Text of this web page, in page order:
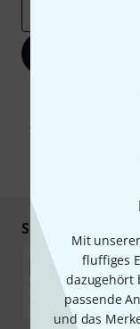
Mit
fluffiges
dazugehört
passende
und das
Mit Klick auf „Jetzt
Werbung und einer
Abmeldung ist
Sicher